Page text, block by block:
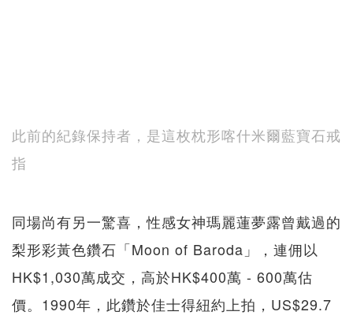
此前的紀錄保持者，是這枚枕形喀什米爾藍寶石戒
指
同場尚有另一驚喜，性感女神瑪麗蓮夢露曾戴過的
梨形彩黃色鑽石「Moon of Baroda」，連佣以
HK$1,030萬成交，高於HK$400萬 - 600萬估
價。1990年，此鑽於佳士得紐約上拍，US$29.7